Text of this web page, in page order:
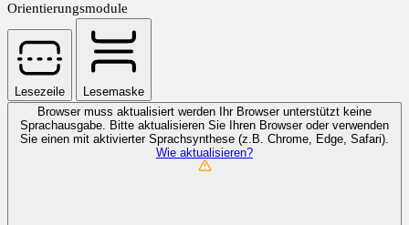
Orientierungsmodule
Lesezeile
Lesemaske
Browser muss aktualisiert werden
Ihr Browser unterstützt keine
Sprachausgabe. Bitte aktualisieren Sie Ihren Browser oder verwenden
Sie einen mit aktivierter Sprachsynthese (z.B. Chrome, Edge, Safari).
Wie aktualisieren?